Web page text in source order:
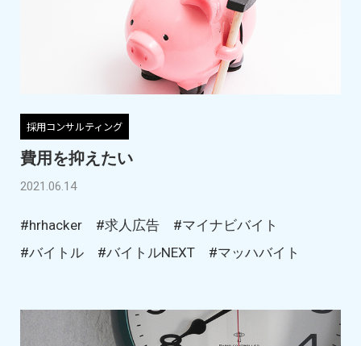
採用コンサルティング
費用を抑えたい
2021.06.14
#hrhacker #求人広告
#マイナビバイト
#バイトル
#バイトルNEXT #マッハバイト